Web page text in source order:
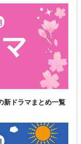
新ドラマまとめ一覧